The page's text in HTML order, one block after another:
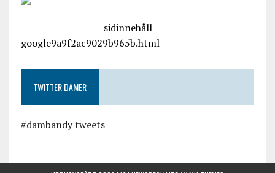
sidinnehåll
google9a9f2ac9029b965b.html
TWITTER DAMER
#dambandy tweets